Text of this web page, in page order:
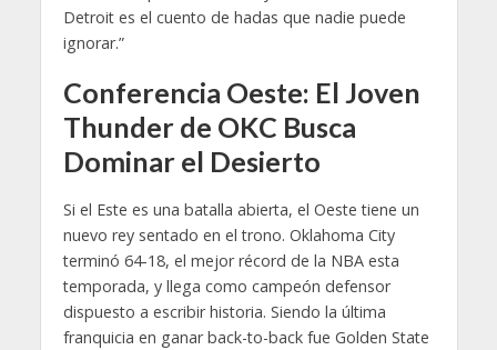
Detroit es el cuento de hadas que nadie puede
ignorar.”
Conferencia Oeste: El Joven
Thunder de OKC Busca
Dominar el Desierto
Si el Este es una batalla abierta, el Oeste tiene un
nuevo rey sentado en el trono. Oklahoma City
terminó 64-18, el mejor récord de la NBA esta
temporada, y llega como campeón defensor
dispuesto a escribir historia. Siendo la última
franquicia en ganar back-to-back fue Golden State